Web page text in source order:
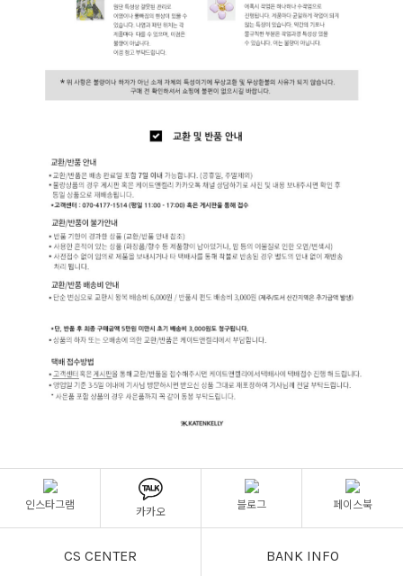
인스타그램
카카오
블로그 페이스북
CS CENTER BANK INFO